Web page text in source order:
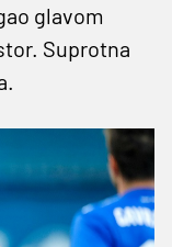
glavom
Suprotna